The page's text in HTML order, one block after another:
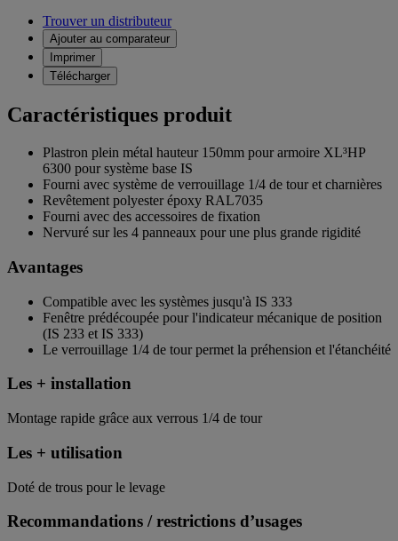
Trouver un distributeur
Ajouter au comparateur
Imprimer
Télécharger
Caractéristiques produit
Plastron plein métal hauteur 150mm pour armoire XL³HP
6300 pour système base IS
Fourni avec système de verrouillage 1/4 de tour et charnières
Revêtement polyester époxy RAL7035
Fourni avec des accessoires de fixation
Nervuré sur les 4 panneaux pour une plus grande rigidité
Avantages
Compatible avec les systèmes jusqu'à IS 333
Fenêtre prédécoupée pour l'indicateur mécanique de position
(IS 233 et IS 333)
Le verrouillage 1/4 de tour permet la préhension et l'étanchéité
Les + installation
Montage rapide grâce aux verrous 1/4 de tour
Les + utilisation
Doté de trous pour le levage
Recommandations / restrictions d’usages